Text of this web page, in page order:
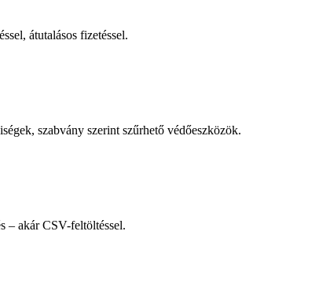
átutalásos fizetéssel.
szabvány szerint szűrhető védőeszközök.
– akár CSV-feltöltéssel.